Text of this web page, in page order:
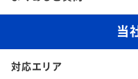
当
対応エリア